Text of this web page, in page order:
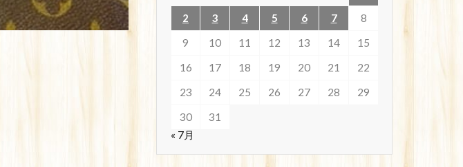
2
3 4 5 6 7
8
9
10 11 12 13 14
15
16
17 18 19 20 21
22
23
24 25 26 27 28
29
30
31
« 7月